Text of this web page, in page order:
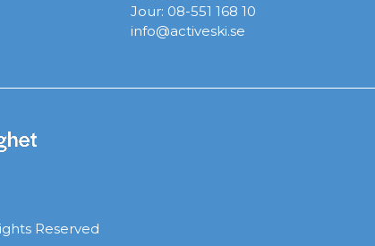
Jour: 08-551 168 10
info@activeski.se
Reserved